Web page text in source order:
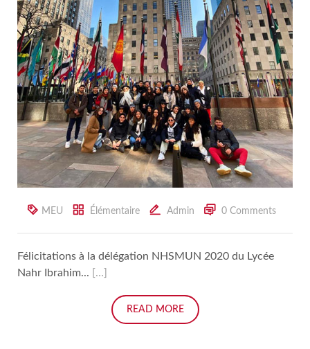
MEU Élémentaire Admin 0 Comments
Félicitations à la délégation NHSMUN 2020 du Lycée
Nahr Ibrahim...
[…]
READ MORE